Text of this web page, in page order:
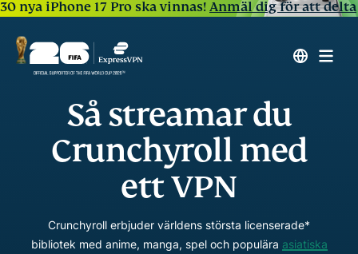
30 nya iPhone 17 Pro ska vinnas!Anmäl dig för att delta
Så streamar du
Crunchyroll med
ett VPN
Crunchyroll erbjuder världens största licenserade*
bibliotek med anime, manga, spel och populära asiatiska